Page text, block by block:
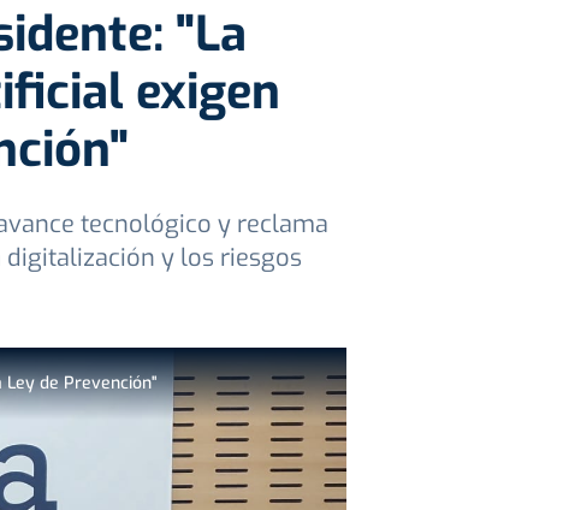
"La
exigen
tecnológico y reclama
y los riesgos
de Prevención"